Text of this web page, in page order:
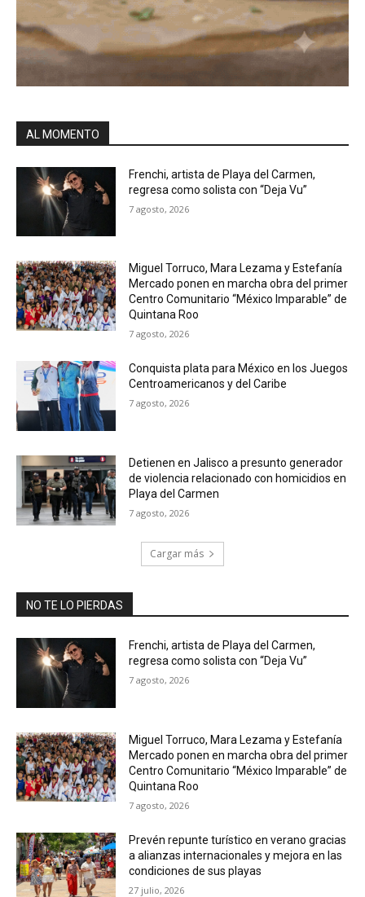
AL MOMENTO
Frenchi, artista de Playa del Carmen,
regresa como solista con “Deja Vu”
7 agosto, 2026
Miguel Torruco, Mara Lezama y Estefanía
Mercado ponen en marcha obra del primer
Centro Comunitario “México Imparable” de
Quintana Roo
7 agosto, 2026
Conquista plata para México en los Juegos
Centroamericanos y del Caribe
7 agosto, 2026
Detienen en Jalisco a presunto generador
de violencia relacionado con homicidios en
Playa del Carmen
7 agosto, 2026
Cargar más
NO TE LO PIERDAS
Frenchi, artista de Playa del Carmen,
regresa como solista con “Deja Vu”
7 agosto, 2026
Miguel Torruco, Mara Lezama y Estefanía
Mercado ponen en marcha obra del primer
Centro Comunitario “México Imparable” de
Quintana Roo
7 agosto, 2026
Prevén repunte turístico en verano gracias
a alianzas internacionales y mejora en las
condiciones de sus playas
27 julio, 2026